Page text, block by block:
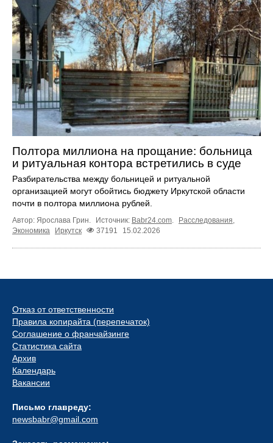
Полтора миллиона на прощание: больница
и ритуальная контора встретились в суде
Разбирательства между больницей и ритуальной
организацией могут обойтись бюджету Иркутской области
почти в полтора миллиона рублей.
Автор: Ярослава Грин. Источник: Babr24.com. Расследования,
Экономика
Иркутск 37191 15.02.2026
Отказ от ответственности
Правила копирайта (перепечаток)
Соглашение о франчайзинге
Статистика сайта
Архив
Календарь
Вакансии
Письмо главреду:
newsbabr@gmail.com